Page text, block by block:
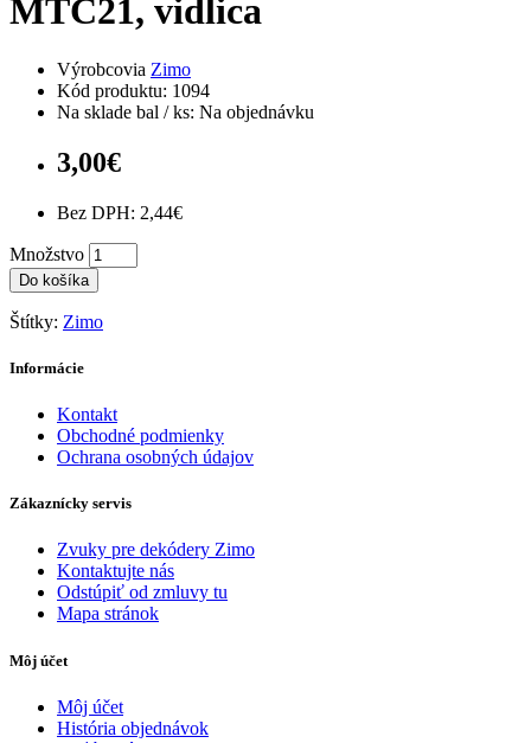
MTC21, vidlica
Výrobcovia Zimo
Kód produktu: 1094
Na sklade bal / ks: Na objednávku
3,00€
Bez DPH: 2,44€
Množstvo
Do košíka
Štítky: Zimo
Informácie
Kontakt
Obchodné podmienky
Ochrana osobných údajov
Zákaznícky servis
Zvuky pre dekódery Zimo
Kontaktujte nás
Odstúpiť od zmluvy tu
Mapa stránok
Môj účet
Môj účet
História objednávok